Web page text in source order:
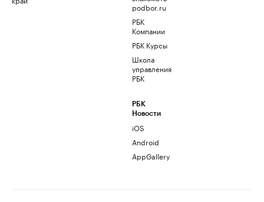
podbor.ru
РБК
Компании
РБК Курсы
Школа
управления
РБК
РБК
Новости
iOS
Android
AppGallery